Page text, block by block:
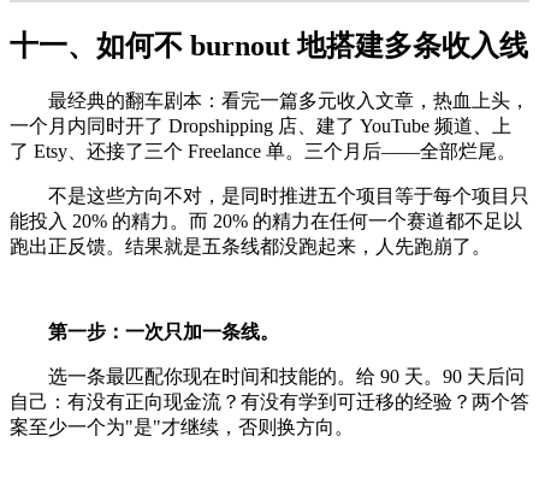
十一、如何不 burnout 地搭建多条收入线
最经典的翻车剧本：看完一篇多元收入文章，热血上头，
一个月内同时开了 Dropshipping 店、建了 YouTube 频道、上
了 Etsy、还接了三个 Freelance 单。三个月后——全部烂尾。
不是这些方向不对，是同时推进五个项目等于每个项目只
能投入 20% 的精力。而 20% 的精力在任何一个赛道都不足以
跑出正反馈。结果就是五条线都没跑起来，人先跑崩了。
第一步：一次只加一条线。
选一条最匹配你现在时间和技能的。给 90 天。90 天后问
自己：有没有正向现金流？有没有学到可迁移的经验？两个答
案至少一个为"是"才继续，否则换方向。